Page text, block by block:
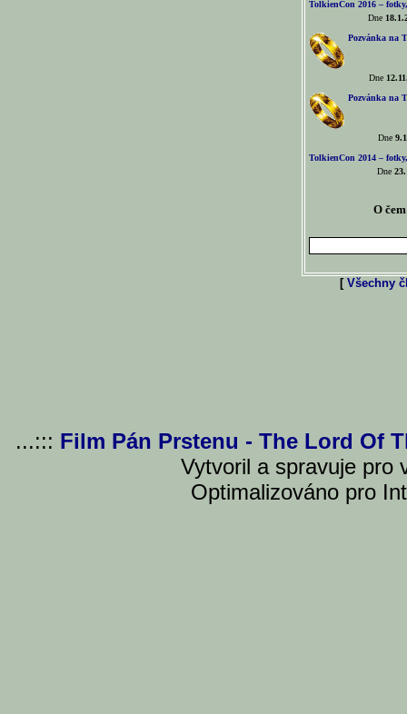
TolkienCon 2016 –
Dne
Pozvánka na
Dne
Pozvánka na
Dne
TolkienCon 2014 –
Dne
O
[ Všechny
...::: Film Pán Prstenu - The Lord Of
Vytvoril a spravuje pro
Optimalizováno pro